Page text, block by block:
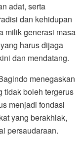
adat, serta
dan kehidupan
milik generasi masa
harus dijaga
dan mendatang.
menegaskan
tidak boleh tergerus
menjadi fondasi
yang berakhlak,
persaudaraan.